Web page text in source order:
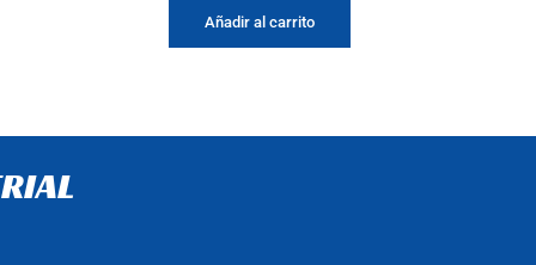
Añadir al carrito